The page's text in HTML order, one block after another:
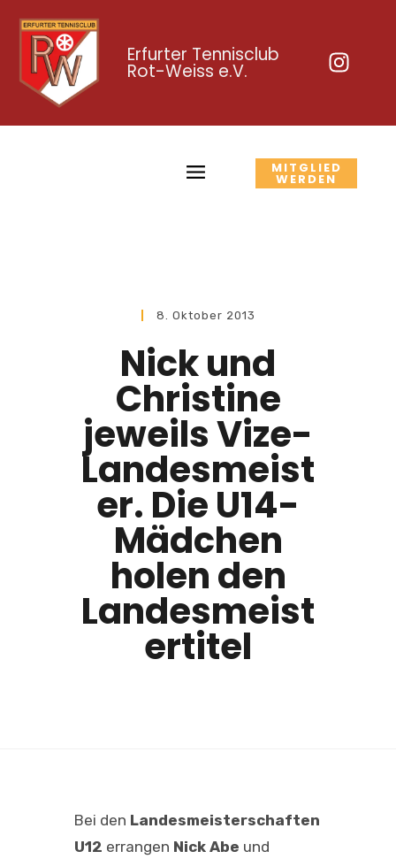
Erfurter Tennisclub
Rot-Weiss e.V.
MITGLIED
WERDEN
8. Oktober 2013
Nick und
Christine
jeweils Vize-
Landesmeist
er. Die U14-
Mädchen
holen den
Landesmeist
ertitel
Bei den Landesmeisterschaften
U12 errangen Nick Abe und